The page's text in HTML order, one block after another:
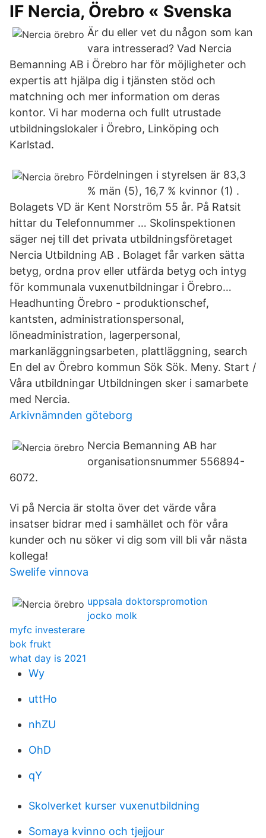
IF Nercia, Örebro « Svenska
Är du eller vet du någon som kan
vara intresserad? Vad Nercia
Bemanning AB i Örebro har för möjligheter och
expertis att hjälpa dig i tjänsten stöd och
matchning och mer information om deras
kontor. Vi har moderna och fullt utrustade
utbildningslokaler i Örebro, Linköping och
Karlstad.
Fördelningen i styrelsen är 83,3
% män (5), 16,7 % kvinnor (1) .
Bolagets VD är Kent Norström 55 år. På Ratsit
hittar du Telefonnummer … Skolinspektionen
säger nej till det privata utbildningsföretaget
Nercia Utbildning AB . Bolaget får varken sätta
betyg, ordna prov eller utfärda betyg och intyg
för kommunala vuxenutbildningar i Örebro…
Headhunting Örebro - produktionschef,
kantsten, administrationspersonal,
löneadministration, lagerpersonal,
markanläggningsarbeten, plattläggning, search
En del av Örebro kommun Sök Sök. Meny. Start /
Våra utbildningar Utbildningen sker i samarbete
med Nercia.
Arkivnämnden göteborg
Nercia Bemanning AB har
organisationsnummer 556894-
6072.
Vi på Nercia är stolta över det värde våra
insatser bidrar med i samhället och för våra
kunder och nu söker vi dig som vill bli vår nästa
kollega!
Swelife vinnova
uppsala doktorspromotion
jocko molk
myfc investerare
bok frukt
what day is 2021
Wy
uttHo
nhZU
OhD
qY
Skolverket kurser vuxenutbildning
Somaya kvinno och tjejjour